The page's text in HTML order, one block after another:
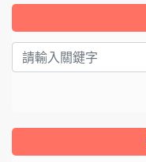
:::